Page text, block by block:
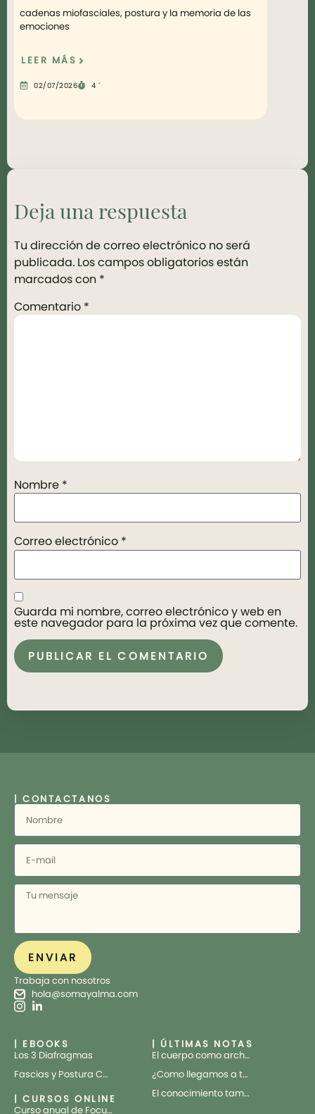
cadenas miofasciales, postura y la memoria de las
emociones
LEER MÁS
02/07/2026 4 ´
Deja una respuesta
Tu dirección de correo electrónico no será
publicada. Los campos obligatorios están
marcados con *
Comentario *
Nombre *
Correo electrónico *
Guarda mi nombre, correo electrónico y web en
este navegador para la próxima vez que comente.
| EBOOKS
Los 3 Diafragmas
Fascias y Postura Corporal
| CURSOS ONLINE
Curso anual de Focusing Cuántico aplicado al Trauma
| ÚLTIMAS NOTAS
El cuerpo como archivo vivo
¿Como llegamos a tratar el cuerpo como una máquina?
El conocimiento también tiene cuerpo
| CONTACTANOS
ENVIAR
Trabaja con nosotros
hola@somayalma.com